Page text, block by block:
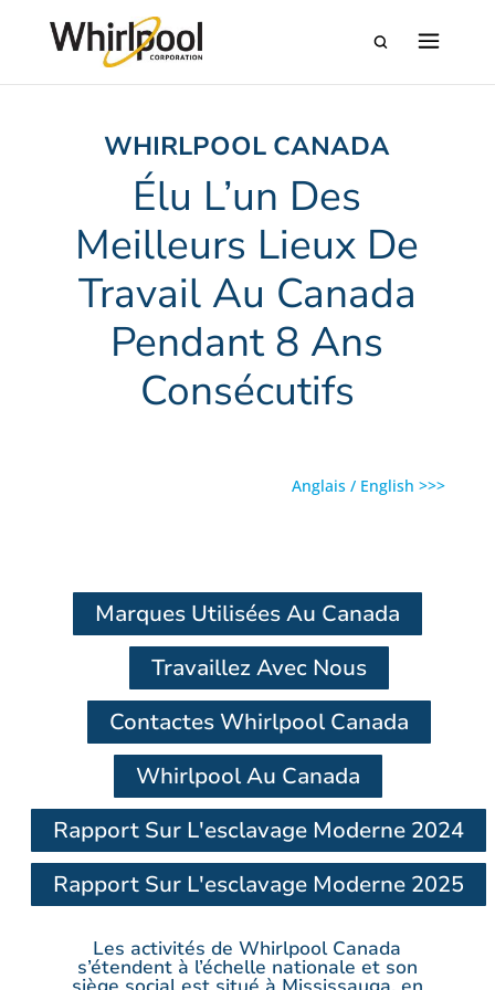
WHIRLPOOL CANADA
Élu L’un Des
Meilleurs Lieux De
Travail Au Canada
Pendant 8 Ans
Consécutifs
Anglais / English >>>
Marques Utilisées Au Canada
Travaillez Avec Nous
Contactes Whirlpool Canada
Whirlpool Au Canada
Rapport Sur L'esclavage Moderne 2024
Rapport Sur L'esclavage Moderne 2025
Les activités de Whirlpool Canada
s’étendent à l’échelle nationale et son